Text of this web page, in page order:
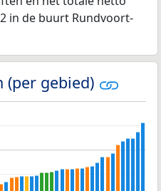
in de buurt Rundvoort-
(per gebied)